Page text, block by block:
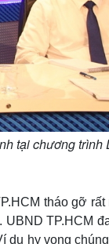
tại chương trình
tháo gỡ
TP.HCM
dụ hy vọng